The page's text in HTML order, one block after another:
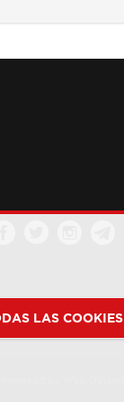
LAS COOKIES